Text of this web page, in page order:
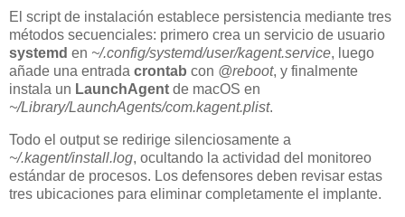
El script de instalación establece persistencia mediante tres
métodos secuenciales: primero crea un servicio de usuario
systemd en ~/.config/systemd/user/kagent.service, luego
añade una entrada crontab con @reboot, y finalmente
instala un LaunchAgent de macOS en
~/Library/LaunchAgents/com.kagent.plist.
Todo el output se redirige silenciosamente a
~/.kagent/install.log, ocultando la actividad del monitoreo
estándar de procesos. Los defensores deben revisar estas
tres ubicaciones para eliminar completamente el implante.